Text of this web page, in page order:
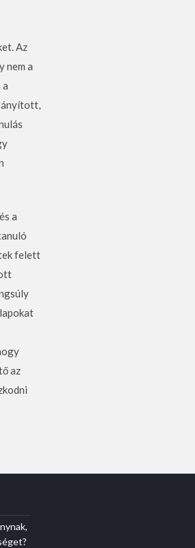
Az
nem a
a
a
felett
az